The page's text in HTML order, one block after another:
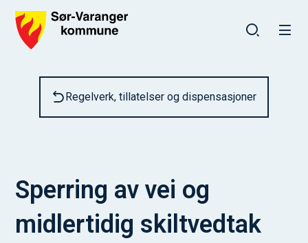
Regelverk, tillatelser og dispensasjoner
Sperring av vei og
midlertidig skiltvedtak